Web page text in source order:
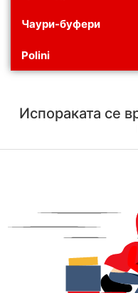
Чаури-буфери
Polini
Испораката се